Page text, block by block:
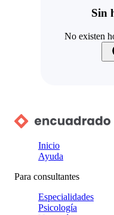
Sin
No existen
Inicio
Ayuda
Para consultantes
Especialidades
Psicología